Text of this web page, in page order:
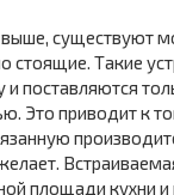
существуют
стоящие. Такие
и поставляются
Это приводит к
площади кухни и